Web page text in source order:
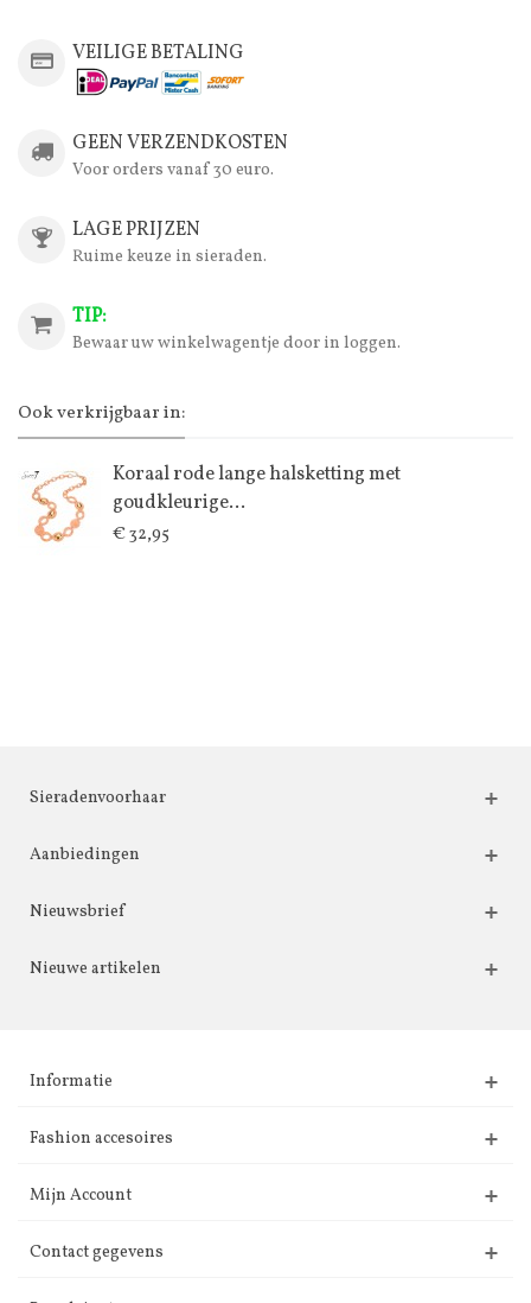
VEILIGE BETALING
GEEN VERZENDKOSTEN
Voor orders vanaf 30 euro.
LAGE PRIJZEN
Ruime keuze in sieraden.
TIP:
Bewaar uw winkelwagentje door in loggen.
Ook verkrijgbaar in:
Koraal rode lange halsketting met
goudkleurige...
€ 32,95
Sieradenvoorhaar
Aanbiedingen
Nieuwsbrief
Nieuwe artikelen
Informatie
Fashion accesoires
Mijn Account
Contact gegevens